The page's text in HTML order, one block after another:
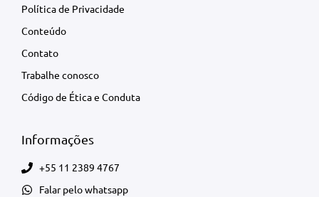
Política de Privacidade
Conteúdo
Contato
Trabalhe conosco
Código de Ética e Conduta
Informações
+55 11 2389 4767
Falar pelo whatsapp